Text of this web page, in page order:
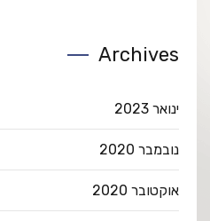
Archives
ינואר 2023
נובמבר 2020
אוקטובר 2020